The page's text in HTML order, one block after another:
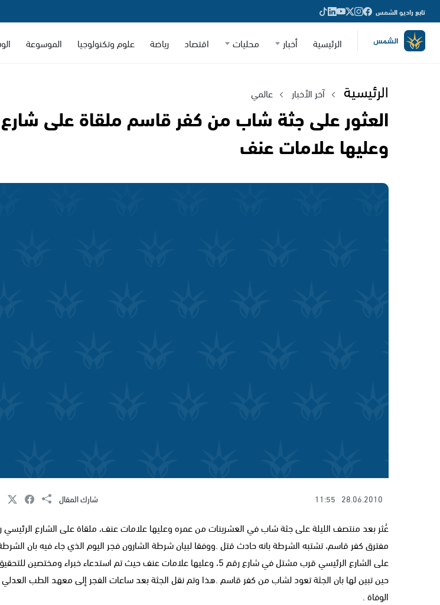
تابع راديو الشمس
الرئيسية أخبار محليات اقتصاد رياضة علوم وتكنولوجيا الموسوعة
الرئيسية آخر الأخبار عالمي
وعليها علامات عنف
28.06.2010
11:55 شارك المقال
مفترق كفر قاسم، تشتبه الشرطة بانه حادث قتل .ووفقا لبيان شرطة الشارون فجر اليوم الذي جاء فيه بان
على الشارع الرئيسي قرب مشتل في شارع رقم 5، وعليها علامات عنف حيث تم استدعاء خبراء
حين تبين لها بان الجثة تعود لشاب من كفر قاسم .هذا وتم نقل الجثة بعد ساعات الفجر إلى معهد الطب العدلي
الوفاة .